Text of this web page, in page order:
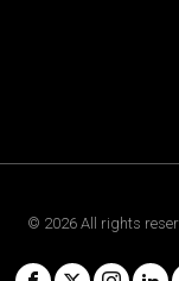
© 2026 All rights